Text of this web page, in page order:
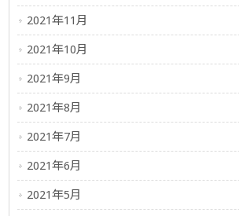
2021年11月
2021年10月
2021年9月
2021年8月
2021年7月
2021年6月
2021年5月